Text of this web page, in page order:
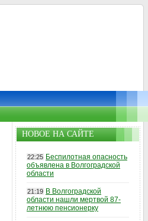
НОВОЕ НА САЙТЕ
22:25 Беспилотная опасность
объявлена в Волгоградской
области
21:19 В Волгоградской
области нашли мертвой 87-
летнюю пенсионерку